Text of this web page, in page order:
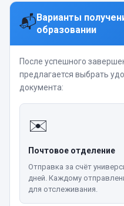
📬Варианты
образовании
После успешного
предлагается выбрать
документа:
✉️
Почтовое отделение
Отправка за счёт
дней. Каждому
для отслеживания.